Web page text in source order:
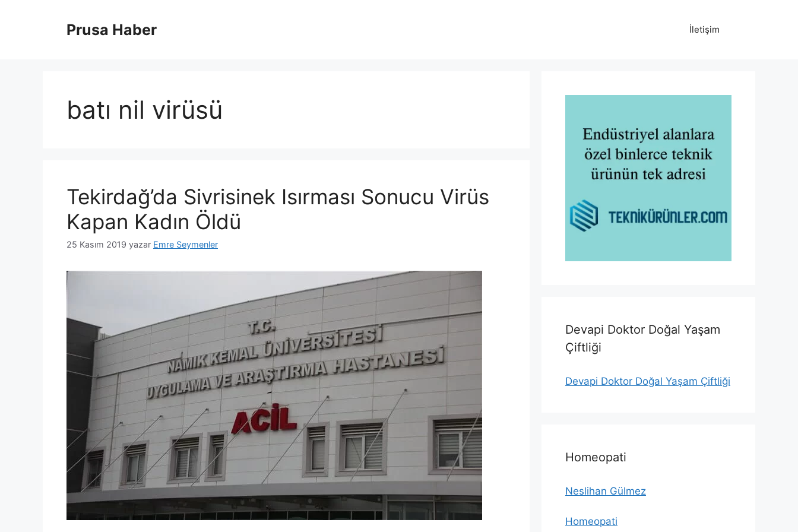
Prusa Haber İletişim
batı nil virüsü
Tekirdağ’da Sivrisinek Isırması Sonucu Virüs
Kapan Kadın Öldü
25 Kasım 2019 yazar Emre Seymenler
Devapi Doktor Doğal Yaşam
Çiftliği
Devapi Doktor Doğal Yaşam Çiftliği
Homeopati
Neslihan Gülmez
Homeopati